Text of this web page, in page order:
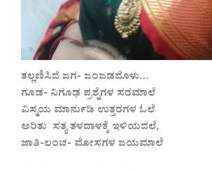
ತಲ್ಲಣಿಸಿದೆ ಜಗ- ಜಂಜಡದೊಳು…
ಗೂಡ- ನಿಗೂಢ ಪ್ರಶ್ನೆಗಳ ಸರಮಾಲೆ
ವಿಸ್ಮಯ ಮಾರ್ನುಡಿ ಉತ್ತರಗಳ ಓಲೆ
ಅರಿತು ಸತ್ಯ ತಳದಾಳಕ್ಕೆ ಇಳಿಯದಲೆ,
ಜಾತಿ-ಲಂಚ- ಮೋಸಗಳ ಜಯಮಾಲೆ